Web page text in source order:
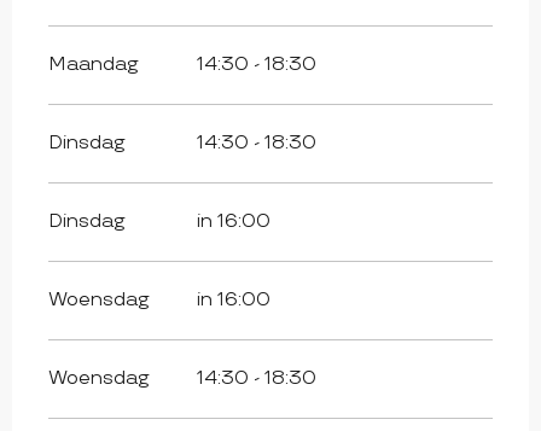
Maandag 14:30 - 18:30
Dinsdag 14:30 - 18:30
Dinsdag in 16:00
Woensdag in 16:00
Woensdag 14:30 - 18:30